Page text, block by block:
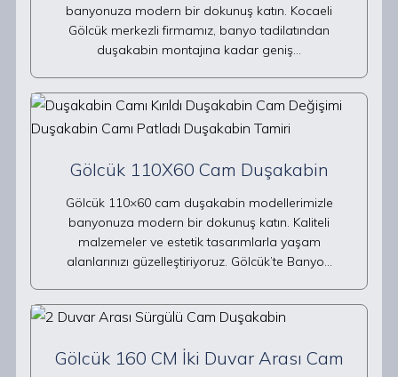
banyonuza modern bir dokunuş katın. Kocaeli
Gölcük merkezli firmamız, banyo tadilatından
duşakabin montajına kadar geniş…
Gölcük 110X60 Cam Duşakabin
Gölcük 110×60 cam duşakabin modellerimizle
banyonuza modern bir dokunuş katın. Kaliteli
malzemeler ve estetik tasarımlarla yaşam
alanlarınızı güzelleştiriyoruz. Gölcük’te Banyo…
Gölcük 160 CM İki Duvar Arası Cam